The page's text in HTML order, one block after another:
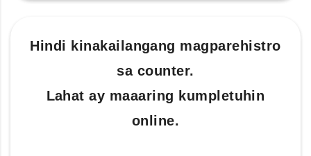
Hindi kinakailangang magparehistro
sa counter.
Lahat ay maaaring kumpletuhin
online.